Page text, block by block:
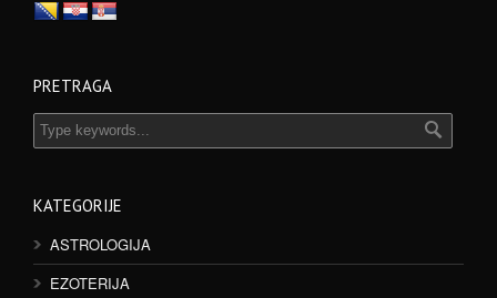
PRETRAGA
KATEGORIJE
ASTROLOGIJA
EZOTERIJA